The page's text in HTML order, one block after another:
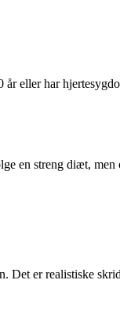
eller har
en streng diæt, men
er realistiske